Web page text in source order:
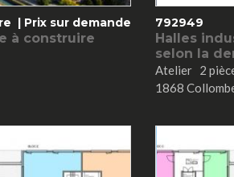
| Prix sur demande
à construire
792949
Halles
selon la
Atelier 2
1868